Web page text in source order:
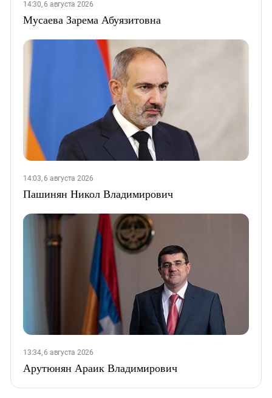
14:30, 6 августа 2026
Мусаева Зарема Абуязитовна
14:03, 6 августа 2026
Пашинян Никол Владимирович
13:34, 6 августа 2026
Арутюнян Араик Владимирович